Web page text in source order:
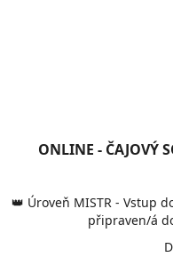
ONLINE - ČAJOVÝ
👑 Úroveň MISTR - Vstup
připraven/á